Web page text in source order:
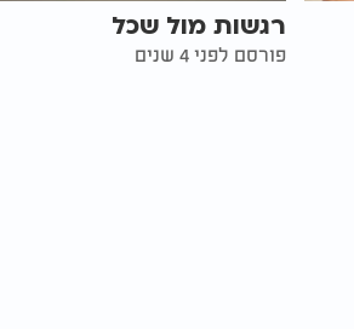
רגשות מול שכל
פורסם לפני 4 שנים